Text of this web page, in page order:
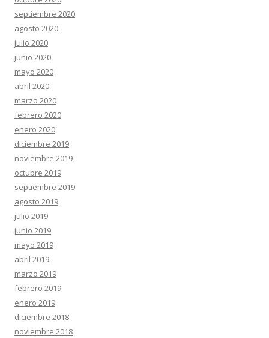
septiembre 2020
agosto 2020
julio 2020
junio 2020
mayo 2020
abril 2020
marzo 2020
febrero 2020
enero 2020
diciembre 2019
noviembre 2019
octubre 2019
septiembre 2019
agosto 2019
julio 2019
junio 2019
mayo 2019
abril 2019
marzo 2019
febrero 2019
enero 2019
diciembre 2018
noviembre 2018